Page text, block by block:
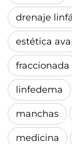
drenaje
estética
fraccionada
linfedema
manchas
medicina